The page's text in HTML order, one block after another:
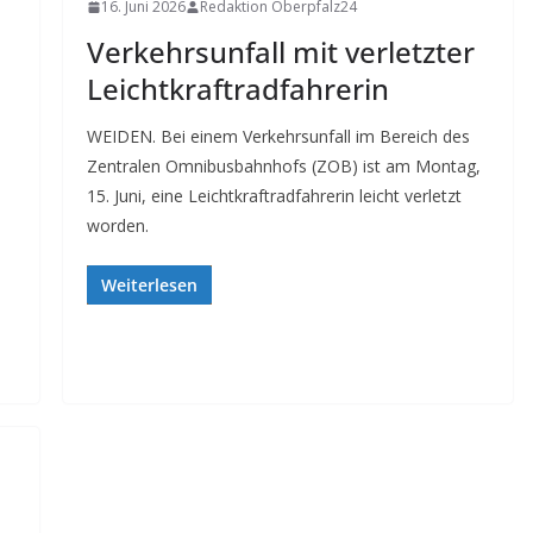
16. Juni 2026 Redaktion Oberpfalz24
Verkehrsunfall mit verletzter
Leichtkraftradfahrerin
WEIDEN. Bei einem Verkehrsunfall im Bereich des
Zentralen Omnibusbahnhofs (ZOB) ist am Montag,
15. Juni, eine Leichtkraftradfahrerin leicht verletzt
worden.
Weiterlesen